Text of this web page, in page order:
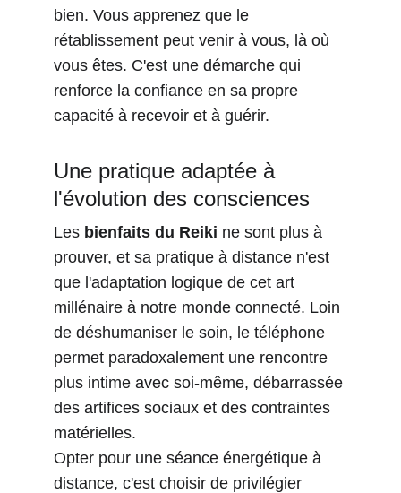
bien. Vous apprenez que le
rétablissement peut venir à vous, là où
vous êtes. C'est une démarche qui
renforce la confiance en sa propre
capacité à recevoir et à guérir.
Une pratique adaptée à
l'évolution des consciences
Les bienfaits du Reiki ne sont plus à
prouver, et sa pratique à distance n'est
que l'adaptation logique de cet art
millénaire à notre monde connecté. Loin
de déshumaniser le soin, le téléphone
permet paradoxalement une rencontre
plus intime avec soi-même, débarrassée
des artifices sociaux et des contraintes
matérielles.
Opter pour une séance énergétique à
distance, c'est choisir de privilégier